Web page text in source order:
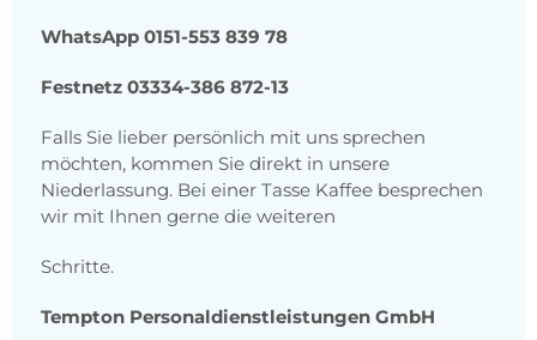
WhatsApp 0151-553 839 78
Festnetz 03334-386 872-13
Falls Sie lieber persönlich mit uns sprechen
möchten, kommen Sie direkt in unsere
Niederlassung. Bei einer Tasse Kaffee besprechen
wir mit Ihnen gerne die weiteren
Schritte.
Tempton Personaldienstleistungen GmbH